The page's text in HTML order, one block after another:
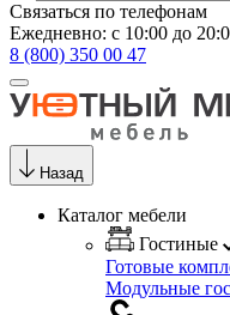
Связаться по телефонам
Ежедневно: с 10:00 до
8 (800) 350 00 47
Назад
Каталог мебели
Гостиные
Готовые
Модульные